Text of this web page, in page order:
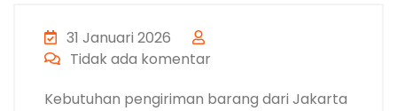
31 Januari 2026
Tidak ada komentar
Kebutuhan pengiriman barang dari Jakarta